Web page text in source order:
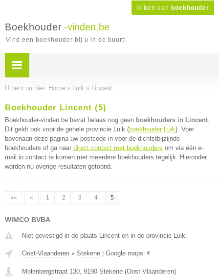
Ik ben een boekhouder
Boekhouder -vinden.be
Vind een boekhouder bij u in de buurt!
U bent nu hier: Home » Luik » Lincent
Boekhouder Lincent (5)
Boekhouder-vinden.be bevat helaas nog geen boekhouders in Lincent.
Dit geldt ook voor de gehele provincie Luik (boekhouder Luik). Voer
bovenaan deze pagina uw postcode in voor de dichtstbijzijnde
boekhouders of ga naar direct contact met boekhouders om via één e-
mail in contact te komen met meerdere boekhouders tegelijk. Hieronder
worden nu overige resultaten getoond.
«« « 1 2 3 4 5
WIMCO BVBA
Niet gevestigd in de plaats Lincent en in de provincie Luik.
Oost-Vlaanderen » Stekene Google maps ▼
Molenbergstraat 130, 9190 Stekene (Oost-Vlaanderen)